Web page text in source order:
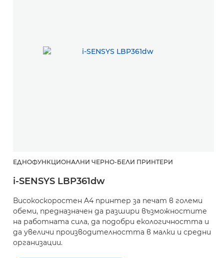
ЕДНОФУНКЦИОНАЛНИ ЧЕРНО-БЕЛИ ПРИНТЕРИ
i-SENSYS LBP361dw
Високоскоростен A4 принтер за печат в големи
обеми, предназначен да разшири възможностите
на работната сила, да подобри екологичността и
да увеличи производителността в малки и средни
организации.